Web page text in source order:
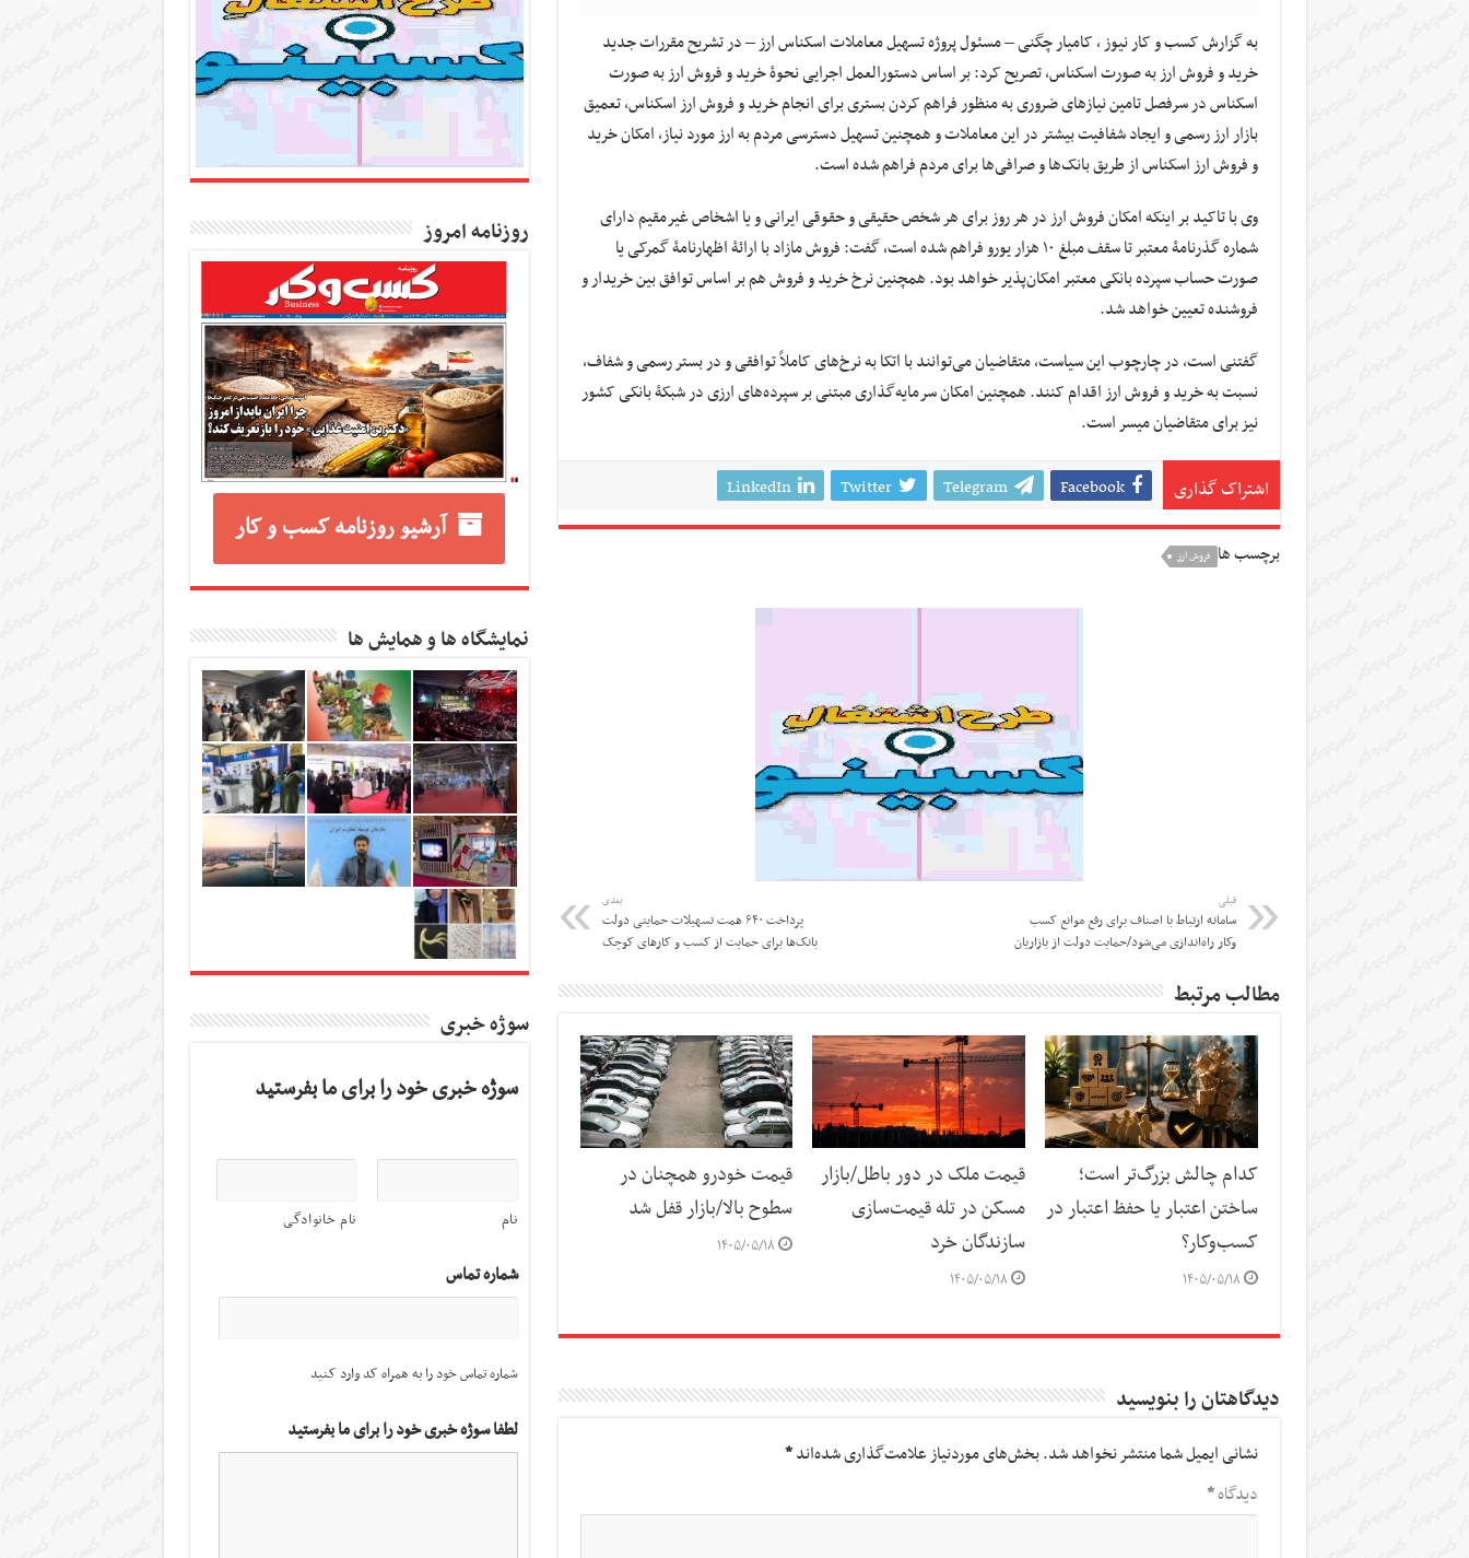
به گزارش کسب و کار نیوز ، کامیار چگنی – مسئول پروژه تسهیل معاملات اسکناس ارز – در تشریح مقررات جدید
خرید و فروش ارز به صورت اسکناس، تصریح کرد: بر اساس دستورالعمل اجرایی نحوۀ خرید و فروش ارز به صورت
اسکناس در سرفصل تامین نیازهای ضروری به منظور فراهم کردن بستری برای انجام خرید و فروش ارز اسکناس، تعمیق
بازار ارز رسمی و ایجاد شفافیت بیشتر در این معاملات و همچنین تسهیل دسترسی مردم به ارز مورد نیاز، امکان خرید
و فروش ارز اسکناس از طریق بانک‌ها و صرافی‌ها برای مردم فراهم شده است.
وی با تاکید بر اینکه امکان فروش ارز در هر روز برای هر شخص حقیقی و حقوقی ایرانی و یا اشخاص غیرمقیم دارای
شماره گذرنامۀ معتبر تا سقف مبلغ ۱۰ هزار یورو فراهم شده است، گفت: فروش مازاد با ارائۀ اظهارنامۀ گمرکی یا
صورت حساب سپرده بانکی معتبر امکان‌پذیر خواهد بود. همچنین نرخ خرید و فروش هم بر اساس توافق بین خریدار و
فروشنده تعیین خواهد شد.
گفتنی است، در چارچوب این سیاست، متقاضیان می‌توانند با اتکا به نرخ‌های کاملاً توافقی و در بستر رسمی و شفاف،
نسبت به خرید و فروش ارز اقدام کنند. همچنین امکان سرمایه‌گذاری مبتنی بر سپرده‌های ارزی در شبکۀ بانکی کشور
نیز برای متقاضیان میسر است.
اشتراک گذاری Facebook
Telegram
Twitter
LinkedIn
برچسب ها فروش ارز
قبلی
سامانه ارتباط با اصناف برای رفع موانع کسب
وکار راه‌اندازی می‌شود/حمایت دولت از بازاریان
بعدی
پرداخت ۶۴۰ همت تسهیلات حمایتی دولت
بانک‌ها برای حمایت از کسب و کار‌های کوچک
مطالب مرتبط
کدام چالش بزرگ‌تر است؛
ساختن اعتبار یا حفظ اعتبار در
کسب‌وکار؟
۱۴۰۵/۰۵/۱۸
قیمت ملک در دور باطل/بازار
مسکن در تله قیمت‌سازی
سازندگان خرد
۱۴۰۵/۰۵/۱۸
قیمت خودرو همچنان در
سطوح بالا/بازار قفل شد
۱۴۰۵/۰۵/۱۸
دیدگاهتان را بنویسید
نشانی ایمیل شما منتشر نخواهد شد.بخش‌های موردنیاز علامت‌گذاری شده‌اند*
دیدگاه*
روزنامه امروز
آرشیو روزنامه کسب و کار
نمایشگاه ها و همایش ها
سوژه خبری
سوژه خبری خود را برای ما بفرستید
نام نام خانوادگی
شماره تماس
شماره تماس خود را به همراه کد وارد کنید
لطفا سوژه خبری خود را برای ما بفرستید